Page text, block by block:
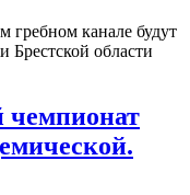
гребном канале будут
области
чемпионат